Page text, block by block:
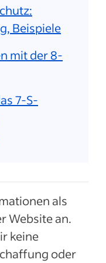
Beispiele
mit der 8-
7-S-
als
Website an.
keine
oder